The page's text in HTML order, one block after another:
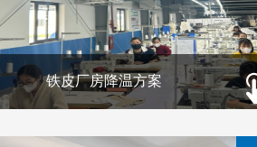
铁皮厂房降温方案